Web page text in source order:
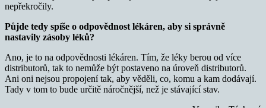
nepřekročily.
Půjde tedy spíše o odpovědnost lékáren, aby si správně
nastavily zásoby léků?
Ano, je to na odpovědnosti lékáren. Tím, že léky berou od více
distributorů, tak to nemůže být postaveno na úroveň distributorů.
Ani oni nejsou propojení tak, aby věděli, co, komu a kam dodávají.
Tady v tom to bude určitě náročnější, než je stávající stav.